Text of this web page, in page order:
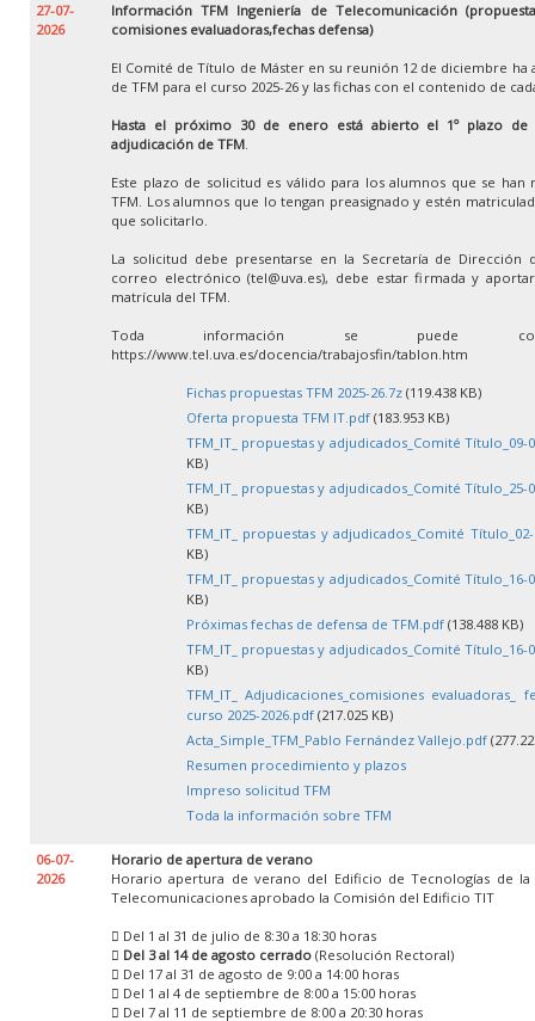
27-07-
2026
Información TFM Ingeniería de Telecomunicación
comisiones evaluadoras,fechas defensa)
El Comité de Título de Máster en su reunión 12 de diciembre
de TFM para el curso 2025-26 y las fichas con el contenido de
Hasta el próximo 30 de enero está abierto el 1º plazo
adjudicación de TFM.
Este plazo de solicitud es válido para los alumnos que se han
TFM. Los alumnos que lo tengan preasignado y estén
que solicitarlo.
La solicitud debe presentarse en la Secretaría de Dirección
correo electrónico (tel@uva.es), debe estar firmada y
matrícula del TFM.
Toda información se puede
https://www.tel.uva.es/docencia/trabajosfin/tablon.htm
Fichas propuestas TFM 2025-26.7z (119.438 KB)
Oferta propuesta TFM IT.pdf (183.953 KB)
TFM_IT_ propuestas y adjudicados_Comité Título_09-
KB)
TFM_IT_ propuestas y adjudicados_Comité Título_25-
KB)
TFM_IT_ propuestas y adjudicados_Comité Título_02-
KB)
TFM_IT_ propuestas y adjudicados_Comité Título_16-
KB)
Próximas fechas de defensa de TFM.pdf (138.488 KB)
TFM_IT_ propuestas y adjudicados_Comité Título_16-
KB)
TFM_IT_ Adjudicaciones_comisiones evaluadoras_
curso 2025-2026.pdf (217.025 KB)
Acta_Simple_TFM_Pablo Fernández Vallejo.pdf
Resumen procedimiento y plazos
Impreso solicitud TFM
Toda la información sobre TFM
06-07-
2026
Horario de apertura de verano
Horario apertura de verano del Edificio de Tecnologías de
Telecomunicaciones aprobado la Comisión del Edificio TIT
 Del 1 al 31 de julio de 8:30 a 18:30 horas
 Del 3 al 14 de agosto cerrado (Resolución Rectoral)
 Del 17 al 31 de agosto de 9:00 a 14:00 horas
 Del 1 al 4 de septiembre de 8:00 a 15:00 horas
 Del 7 al 11 de septiembre de 8:00 a 20:30 horas